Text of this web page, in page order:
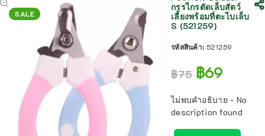
SALE
กรรไกรตัดเล็บสัตว์
เลี้ยงพร้อมที่ตะไบเล็บ
S (521259)
รหัสสินค้า: 521259
฿75 ฿69
ไม่พบคำอธิบาย - No
description found